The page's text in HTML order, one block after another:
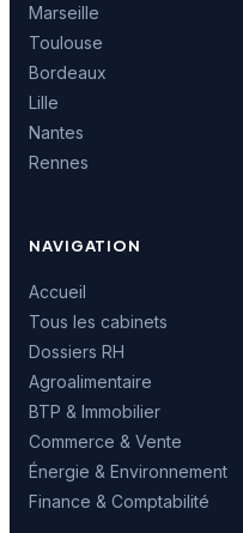
Marseille
Toulouse
Bordeaux
Lille
Nantes
Rennes
NAVIGATION
Accueil
Tous les cabinets
Dossiers RH
Agroalimentaire
BTP & Immobilier
Commerce & Vente
Énergie & Environnement
Finance & Comptabilité